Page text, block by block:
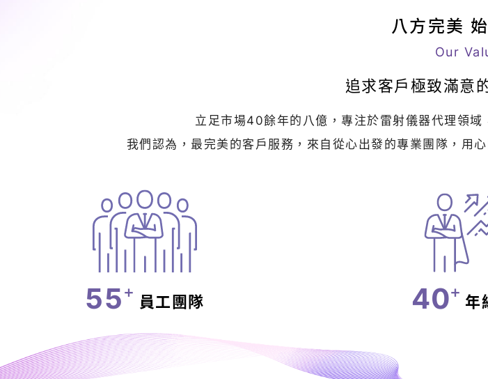
八方完美
Our
追求客戶極致滿意
立足市場40餘年的八億，專注於雷射儀器代理領域
我們認為，最完美的客戶服務，來自從心出發的專業團隊，用
55+ 員工團隊 40+ 年